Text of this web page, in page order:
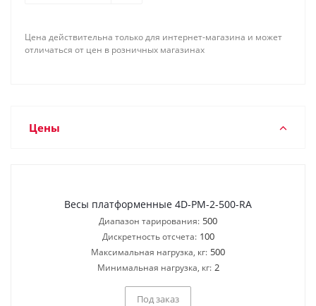
Цена действительна только для интернет-магазина и может
отличаться от цен в розничных магазинах
Цены
Весы платформенные 4D-PM-2-500-RA
Диапазон тарирования: 500
Дискретность отсчета: 100
Максимальная нагрузка, кг: 500
Минимальная нагрузка, кг: 2
Под заказ